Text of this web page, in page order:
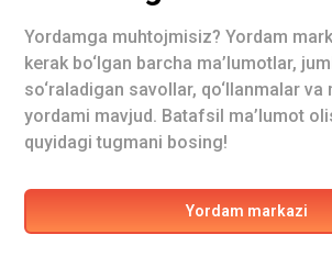
Yordamga muhtojmisiz? Yordam
kerak bo‘lgan barcha ma’lumotlar,
so‘raladigan savollar, qo‘llanmalar
yordami mavjud. Batafsil ma’lumot
quyidagi tugmani bosing!
Yordam markazi